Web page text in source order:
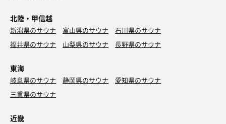
北陸・甲信越
新潟県のサウナ 富山県のサウナ
石川県のサウナ
福井県のサウナ
山梨県のサウナ 長野県のサウナ
東海
岐阜県のサウナ 静岡県のサウナ
愛知県のサウナ
三重県のサウナ
近畿